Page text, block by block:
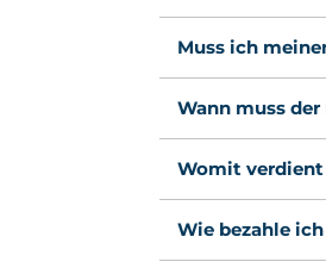
Muss ich
Wann muss
Womit verdient
Wie bezahle